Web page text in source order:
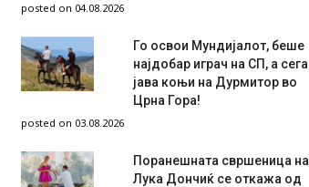
posted on 04.08.2026
Го освои Мундијалот, беше
најдобар играч на СП, а сега
јава коњи на Дурмитор во
Црна Гора!
posted on 03.08.2026
Поранешната свршеница на
Лука Дончиќ се откажа од